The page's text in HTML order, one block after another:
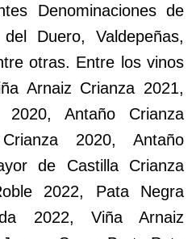
Denominaciones de
Duero, Valdepeñas,
otras. Entre los vinos
Arnaiz Crianza 2021,
Antaño Crianza
2020, Antaño
de Castilla Crianza
2022, Pata Negra
2022, Viña Arnaiz